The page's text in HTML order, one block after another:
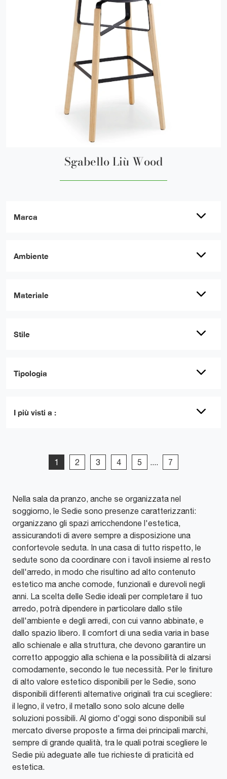
Marca
Ambiente
Materiale
Stile
Tipologia
I più visti a :
Sgabello Liù Wood
1 2 3 4 5 .... 7
Nella sala da pranzo, anche se organizzata nel
soggiorno, le Sedie sono presenze caratterizzanti:
organizzano gli spazi arricchendone l'estetica,
assicurandoti di avere sempre a disposizione una
confortevole seduta. In una casa di tutto rispetto, le
sedute sono da coordinare con i tavoli insieme al resto
dell'arredo, in modo che risultino ad alto contenuto
estetico ma anche comode, funzionali e durevoli negli
anni. La scelta delle Sedie ideali per completare il tuo
arredo, potrà dipendere in particolare dallo stile
dell'ambiente e degli arredi, con cui vanno abbinate, e
dallo spazio libero. Il comfort di una sedia varia in base
allo schienale e alla struttura, che devono garantire un
corretto appoggio alla schiena e la possibilità di alzarsi
comodamente, secondo le tue necessità. Per le finiture
di alto valore estetico disponibili per le Sedie, sono
disponibili differenti alternative originali tra cui scegliere:
il legno, il vetro, il metallo sono solo alcune delle
soluzioni possibili. Al giorno d'oggi sono disponibili sul
mercato diverse proposte a firma dei principali marchi,
sempre di grande qualità, tra le quali potrai scegliere le
Sedie più adeguate alle tue richieste di praticità ed
estetica.